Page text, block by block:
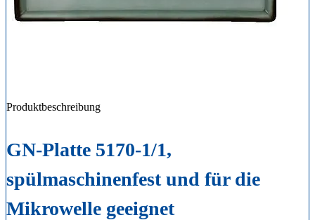
Produktbeschreibung
GN-Platte 5170-1/1,
spülmaschinenfest und für die
Mikrowelle geeignet